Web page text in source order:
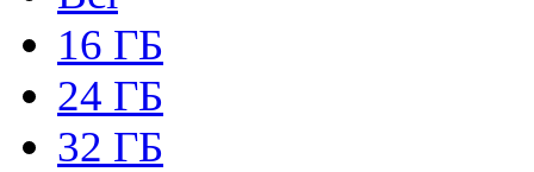
16 ГБ
24 ГБ
32 ГБ